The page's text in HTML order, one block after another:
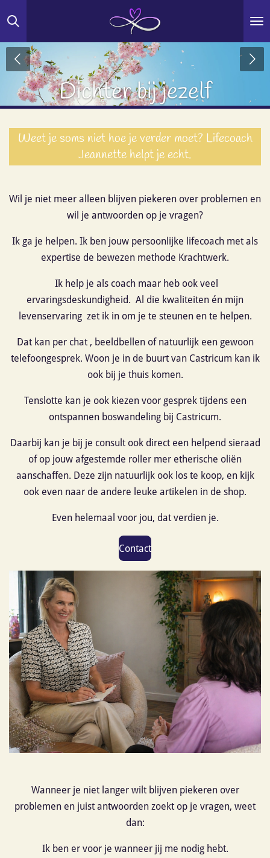
Ga
direct
naar
de
hoofdinhoudDichter bij jezelf
Weet je soms niet hoe je verder moet? Lifecoach
Jeannette helpt je echt.
Wil je niet meer alleen blijven piekeren over problemen en
wil je antwoorden op je vragen?
Ik ga je helpen. Ik ben jouw persoonlijke lifecoach met als
expertise de bewezen methode Krachtwerk.
Ik help je als coach maar heb ook veel
ervaringsdeskundigheid. Al die kwaliteiten én mijn
levenservaring zet ik in om je te steunen en te helpen.
Dat kan per chat , beeldbellen of natuurlijk een gewoon
telefoongesprek. Woon je in de buurt van Castricum kan ik
ook bij je thuis komen.
Tenslotte kan je ook kiezen voor gesprek tijdens een
ontspannen boswandeling bij Castricum.
Daarbij kan je bij je consult ook direct een helpend sieraad
of op jouw afgestemde roller mer etherische oliën
aanschaffen. Deze zijn natuurlijk ook los te koop, en kijk
ook even naar de andere leuke artikelen in de shop.
Even helemaal voor jou, dat verdien je.
Contact
Wanneer je niet langer wilt blijven piekeren over
problemen en juist antwoorden zoekt op je vragen, weet
dan:
Ik ben er voor je wanneer jij me nodig hebt.